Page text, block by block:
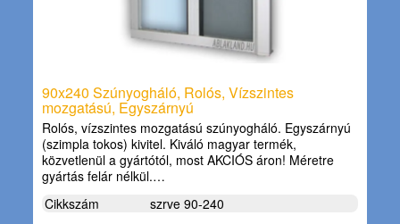
90x240 Szúnyogháló, Rolós, Vízszintes
mozgatású, Egyszárnyú
Rolós, vízszintes mozgatású szúnyogháló. Egyszárnyú
(szimpla tokos) kivitel. Kiváló magyar termék,
közvetlenül a gyártótól, most AKCIÓS áron! Méretre
gyártás felár nélkül.…
Cikkszám
szrve 90-240